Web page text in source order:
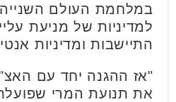
במלחמת העולם
למדיניות של מניעת
התיישבות ומדיניות
"אז ההגנה יחד עם